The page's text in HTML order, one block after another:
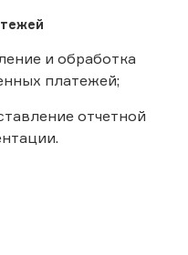
и обработка
платежей;
отчетной